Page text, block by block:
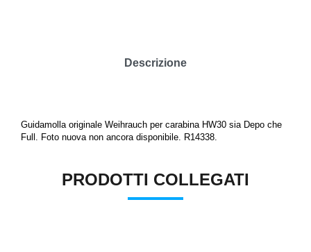
Descrizione
Guidamolla originale Weihrauch per carabina HW30 sia Depo che
Full. Foto nuova non ancora disponibile. R14338.
PRODOTTI COLLEGATI